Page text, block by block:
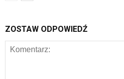
ZOSTAW ODPOWIEDŹ